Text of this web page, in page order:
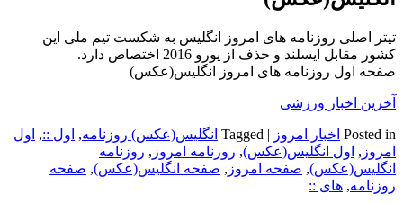
تیتر اصلی روزنامه های امروز انگلیس به شکست تیم ملی این
کشور مقابل ایسلند و حذف از یورو 2016 اختصاص دارد.
صفحه اول روزنامه های امروز انگلیس(عکس)
آخرین اخبار ورزشی
Posted in اخبار امروز |
Tagged انگلیس(عکس) روزنامه, اول ::, اول
امروز , اول انگلیس(عکس), روزنامه امروز , روزنامه
انگلیس(عکس), صفحه امروز , صفحه انگلیس(عکس), صفحه
روزنامه, های ::